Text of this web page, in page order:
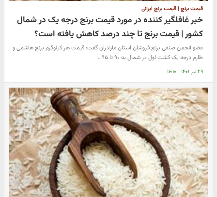
قیمت برنج | قیمت برنج ایرانی
خبر غافلگیر کننده در مورد قیمت برنج درجه یک در شمال
کشور | قیمت برنج تا چند درصد کاهش یافته است؟
عضو انجمن صنفی برنج فروشان استان مازندران گفت: قیمت هر کیلوگرم برنج هاشمی و
طارم درجه یک کشت اول در شمال به ۹۰ تا ۹۵…
۲۹ تیر ۱۴۰۱ | ۱۶:۱۰